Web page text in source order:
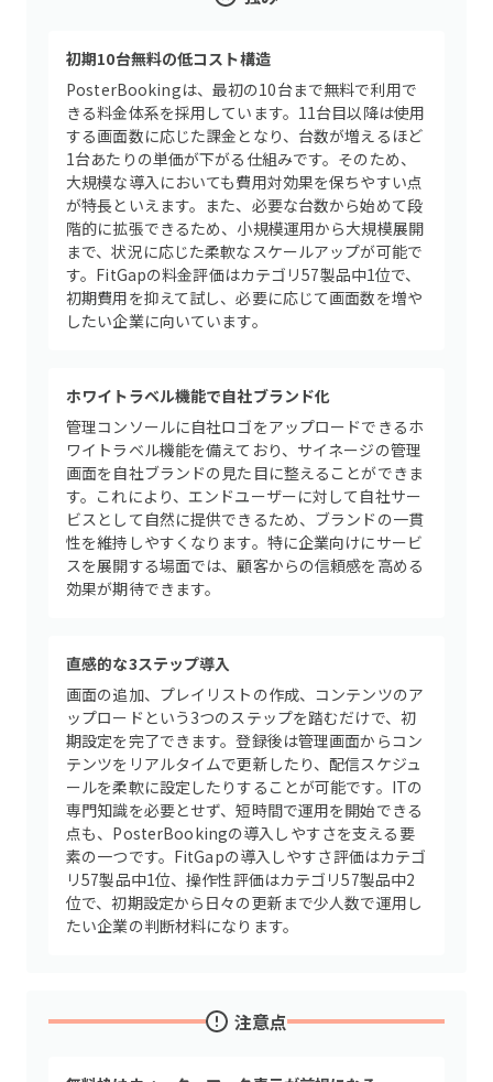
初期10台無料の低コスト構造
PosterBookingは、最初の10台まで無料で利用で
きる料金体系を採用しています。11台目以降は使用
する画面数に応じた課金となり、台数が増えるほど
1台あたりの単価が下がる仕組みです。そのため、
大規模な導入においても費用対効果を保ちやすい点
が特長といえます。また、必要な台数から始めて段
階的に拡張できるため、小規模運用から大規模展開
まで、状況に応じた柔軟なスケールアップが可能で
す。FitGapの料金評価はカテゴリ57製品中1位で、
初期費用を抑えて試し、必要に応じて画面数を増や
したい企業に向いています。
ホワイトラベル機能で自社ブランド化
管理コンソールに自社ロゴをアップロードできるホ
ワイトラベル機能を備えており、サイネージの管理
画面を自社ブランドの見た目に整えることができま
す。これにより、エンドユーザーに対して自社サー
ビスとして自然に提供できるため、ブランドの一貫
性を維持しやすくなります。特に企業向けにサービ
スを展開する場面では、顧客からの信頼感を高める
効果が期待できます。
直感的な3ステップ導入
画面の追加、プレイリストの作成、コンテンツのア
ップロードという3つのステップを踏むだけで、初
期設定を完了できます。登録後は管理画面からコン
テンツをリアルタイムで更新したり、配信スケジュ
ールを柔軟に設定したりすることが可能です。ITの
専門知識を必要とせず、短時間で運用を開始できる
点も、PosterBookingの導入しやすさを支える要
素の一つです。FitGapの導入しやすさ評価はカテゴ
リ57製品中1位、操作性評価はカテゴリ57製品中2
位で、初期設定から日々の更新まで少人数で運用し
たい企業の判断材料になります。
注意点